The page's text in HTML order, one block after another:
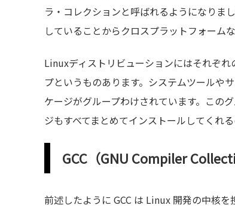
ラ・コレクションと呼ばれるようになりま
していることからクロスプラットフォーム
Linuxディストリビューションにはそれぞ
プというものあります。システムツールや
ケージがグループわけされています。この
ジもすべてまとめてインストールしてくれる
GCC（GNU Compiler
前述したように GCC は Linux 開発の中核